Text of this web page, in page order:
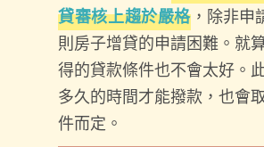
貸審核上趨於嚴格 ，除非申
則房子增貸的申請困難。就
得的貸款條件也不會太好。
多久的時間才能撥款，也會
件而定。